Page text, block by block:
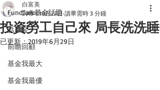
FundTalk基金話題
話基金
前瞻回顧
基金我最大
基金我最優
投資勞工自己來 局長洗洗睡
白富美
2015年10月27日 讀畢需時 3 分鐘
已更新： 2019年6月29日